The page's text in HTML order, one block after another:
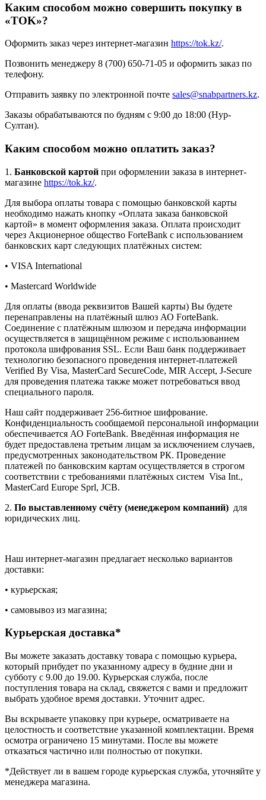
Каким способом можно совершить покупку в
«TOK»?
Оформить заказ через интернет-магазин https://tok.kz/.
Позвонить менеджеру 8 (700) 650-71-05 и оформить заказ по
телефону.
Отправить заявку по электронной почте sales@snabpartners.kz.
Заказы обрабатываются по будням с 9:00 до 18:00 (Нур-
Султан).
Каким способом можно оплатить заказ?
1. Банковской картой при оформлении заказа в интернет-
магазине https://tok.kz/.
Для выбора оплаты товара с помощью банковской карты
необходимо нажать кнопку «Оплата заказа банковской
картой» в момент оформления заказа. Оплата происходит
через Акционерное общество ForteBank с использованием
банковских карт следующих платёжных систем:
• VISA International
• Mastercard Worldwide
Для оплаты (ввода реквизитов Вашей карты) Вы будете
перенаправлены на платёжный шлюз АО ForteBank.
Соединение с платёжным шлюзом и передача информации
осуществляется в защищённом режиме с использованием
протокола шифрования SSL. Если Ваш банк поддерживает
технологию безопасного проведения интернет-платежей
Verified By Visa, MasterCard SecureCode, MIR Accept, J-Secure
для проведения платежа также может потребоваться ввод
специального пароля.
Наш сайт поддерживает 256-битное шифрование.
Конфиденциальность сообщаемой персональной информации
обеспечивается АО ForteBank. Введённая информация не
будет предоставлена третьим лицам за исключением случаев,
предусмотренных законодательством РК. Проведение
платежей по банковским картам осуществляется в строгом
соответствии с требованиями платёжных систем Visa Int.,
MasterCard Europe Sprl, JCB.
2. По выставленному счёту (менеджером компаний) для
юридических лиц.
Наш интернет-магазин предлагает несколько вариантов
доставки:
• курьерская;
• самовывоз из магазина;
Курьерская доставка*
Вы можете заказать доставку товара с помощью курьера,
который прибудет по указанному адресу в будние дни и
субботу с 9.00 до 19.00. Курьерская служба, после
поступления товара на склад, свяжется с вами и предложит
выбрать удобное время доставки. Уточнит адрес.
Вы вскрываете упаковку при курьере, осматриваете на
целостность и соответствие указанной комплектации. Время
осмотра ограничено 15 минутами. После вы можете
отказаться частично или полностью от покупки.
*Действует ли в вашем городе курьерская служба, уточняйте у
менеджера магазина.